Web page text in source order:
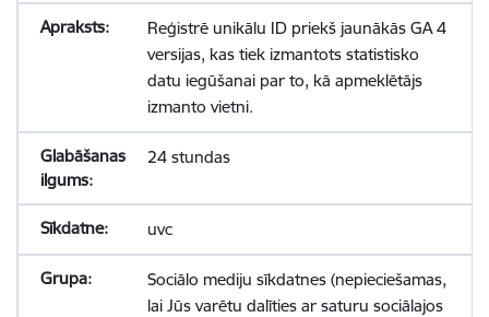
Reģistrē unikālu ID priekš jaunākās GA 4
versijas, kas tiek izmantots statistisko
datu iegūšanai par to, kā apmeklētājs
izmanto vietni.
24 stundas
uvc
Sociālo mediju sīkdatnes (nepieciešamas,
lai Jūs varētu dalīties ar saturu sociālajos